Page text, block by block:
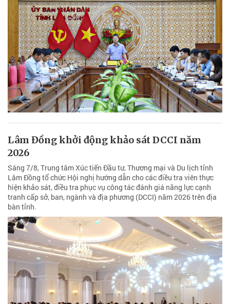
Lâm Đồng khởi động khảo sát DCCI năm
2026
Sáng 7/8, Trung tâm Xúc tiến Đầu tư, Thương mại và Du lịch tỉnh
Lâm Đồng tổ chức Hội nghị hướng dẫn cho các điều tra viên thực
hiện khảo sát, điều tra phục vụ công tác đánh giá năng lực cạnh
tranh cấp sở, ban, ngành và địa phương (DCCI) năm 2026 trên địa
bàn tỉnh.